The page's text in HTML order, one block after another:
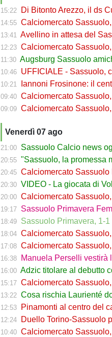
15:22 Di Bitonto Arezzo, il ds
14:55 Calciomercato Sassuolo,
13:41 Avellino in attesa del
12:23 Calciomercato Sassuolo, non solo
11:30 Augsburg Sassuolo
10:46 UFFICIALE - Sassuolo,
10:21 Iannoni Frosinone: il
09:40 Calciomercato Sassuolo, Marco Di
09:09 Calciomercato Sassuolo, asse con la
Venerdì 07 ago
21:00 Sassuolo Calcio news
20:55 "Sassuolo, la promessa
20:45 Calciomercato Sassuolo LIVE
20:30 VIDEO - La giocata di Volpato:
20:00 Calciomercato Sassuolo,
19:17 Sassuolo Primavera Femminile,
18:49 Sassuolo Primavera, 1-1
18:04 Calciomercato Sassuolo, Van der
17:08 Calciomercato Sassuolo, il
16:38 Manuela Perselli vestirà la
16:00 Adzic titolare al debutto col
15:17 Calciomercato Sassuolo, Giuseppe
13:22 Cosa rischia Laurienté dopo
12:53 Pinamonti al centro del
12:24 Duello Torino-Sassuolo per
10:40 Calciomercato Sassuolo, Pinamonti-